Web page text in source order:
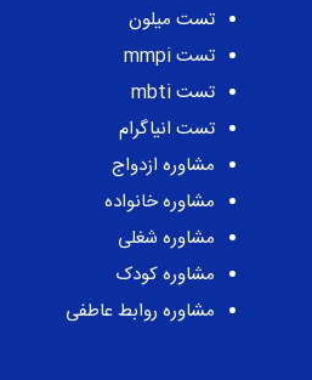
تست میلون
تست mmpi
تست mbti
تست انیاگرام
مشاوره ازدواج
مشاوره خانواده
مشاوره شغلی
مشاوره کودک
مشاوره روابط عاطفی